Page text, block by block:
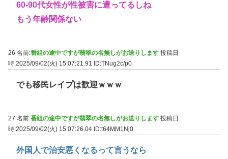
60-90代女性が性被害に遭ってるしね
もう年齢関係ない
26 名前:番組の途中ですが翡翠の名無しがお送りします 投稿日
時:2025/09/02(火) 15:07:21.91
ID:TNug2c/p0
でも移民レイプは歓迎ｗｗｗ
27 名前:番組の途中ですが翡翠の名無しがお送りします 投稿日
時:2025/09/02(火) 15:07:26.04 ID:t64MM1Nj0
外国人で治安悪くなるって言うなら